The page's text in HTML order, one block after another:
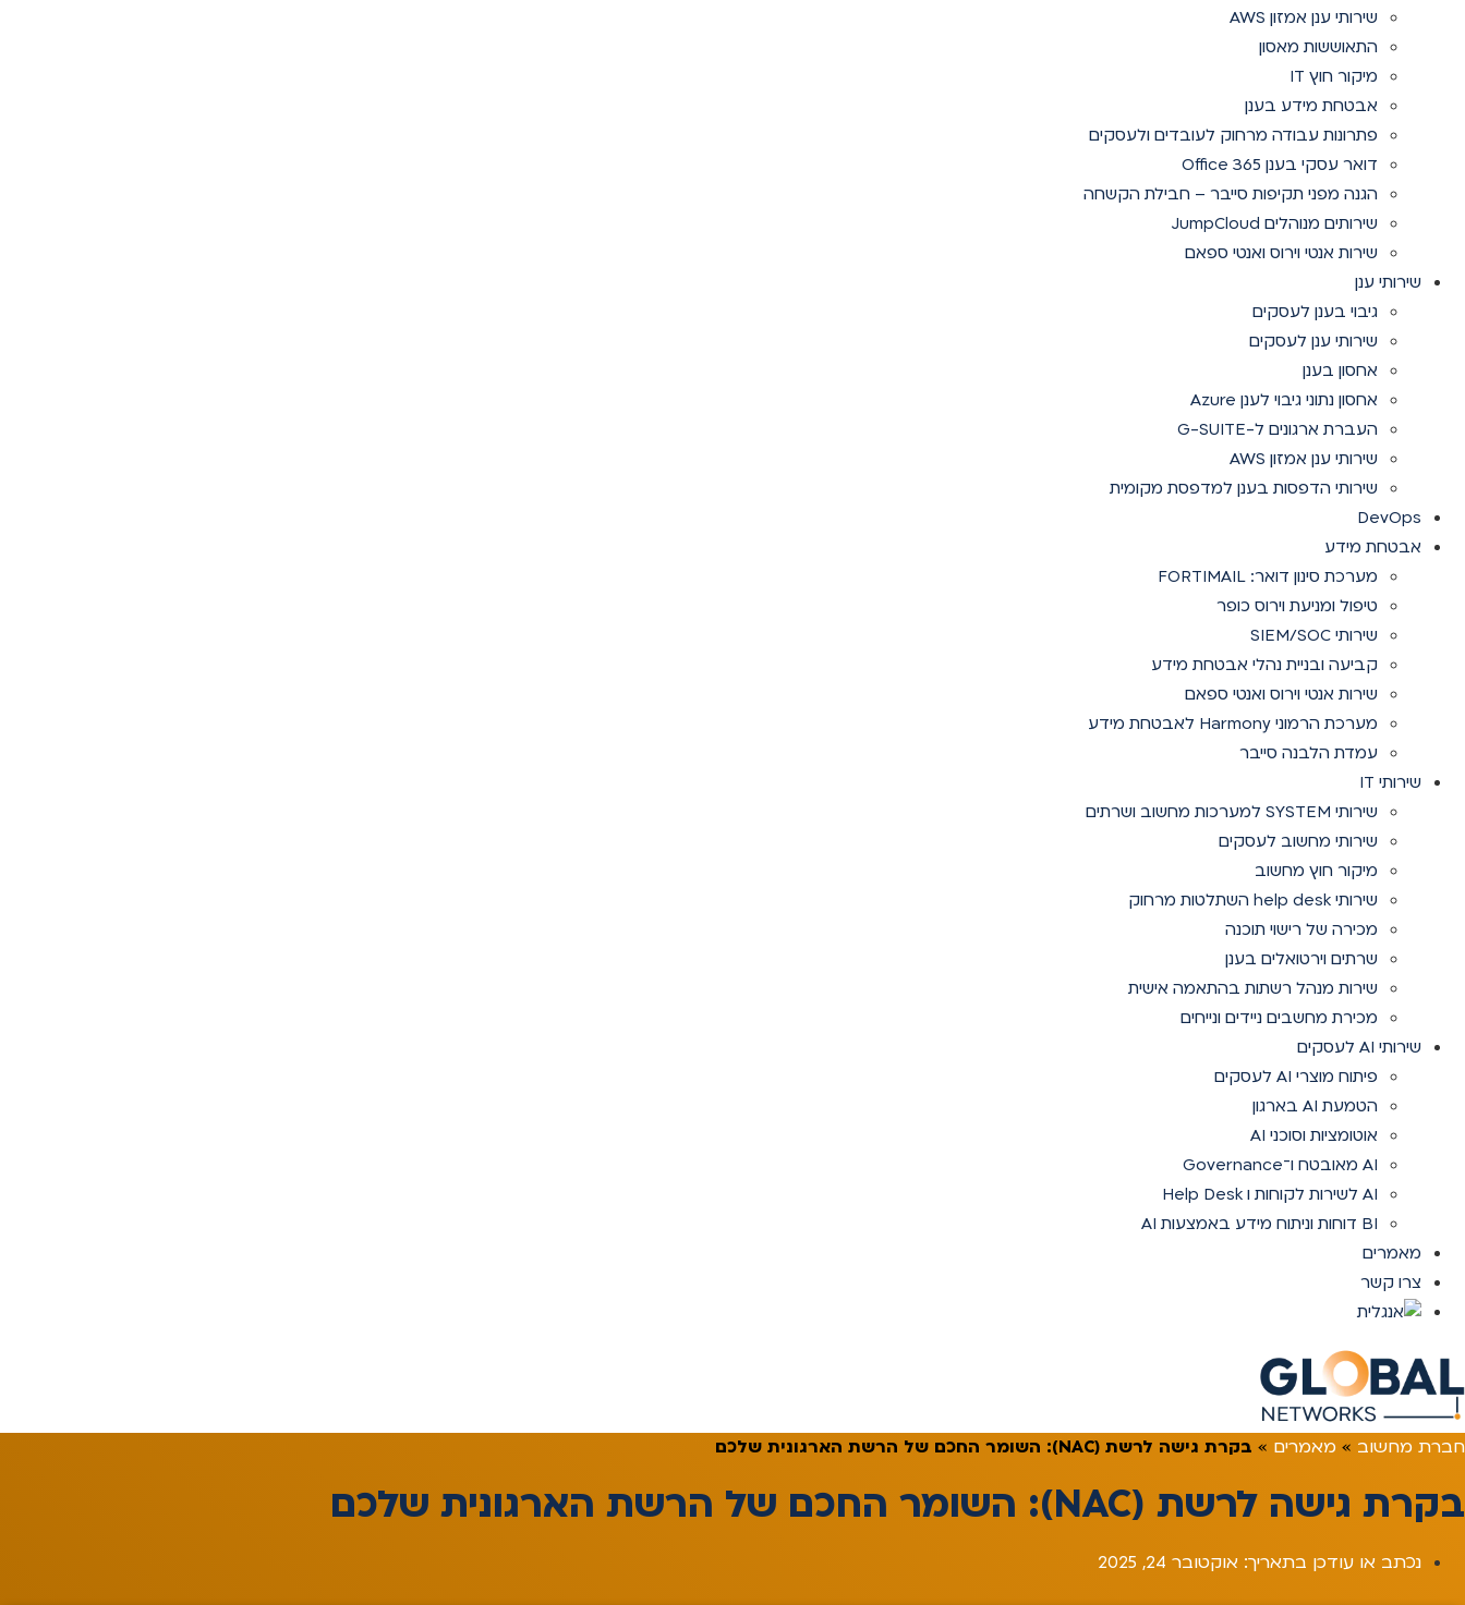
שירותי ענן אמזון AWS
התאוששות מאסון
מיקור חוץ IT
אבטחת מידע בענן
פתרונות עבודה מרחוק לעובדים ולעסקים
דואר עסקי בענן Office 365
הגנה מפני תקיפות סייבר – חבילת הקשחה
שירותים מנוהלים JumpCloud
שירות אנטי וירוס ואנטי ספאם
שירותי ענן
גיבוי בענן לעסקים
שירותי ענן לעסקים
אחסון בענן
אחסון נתוני גיבוי לענן Azure
העברת ארגונים ל-G-SUITE
שירותי ענן אמזון AWS
שירותי הדפסות בענן למדפסת מקומית
DevOps
אבטחת מידע
מערכת סינון דואר: FORTIMAIL
טיפול ומניעת וירוס כופר
שירותי SIEM/SOC
קביעה ובניית נהלי אבטחת מידע
שירות אנטי וירוס ואנטי ספאם
מערכת הרמוני Harmony לאבטחת מידע
עמדת הלבנה סייבר
שירותי IT
שירותי SYSTEM למערכות מחשוב ושרתים
שירותי מחשוב לעסקים
מיקור חוץ מחשוב
שירותי help desk השתלטות מרחוק
מכירה של רישוי תוכנה
שרתים וירטואלים בענן
שירות מנהל רשתות בהתאמה אישית
מכירת מחשבים ניידים ונייחים
שירותי AI לעסקים
פיתוח מוצרי AI לעסקים
הטמעת AI בארגון
אוטומציות וסוכני AI
AI מאובטח ו־Governance
AI לשירות לקוחות ו Help Desk
BI דוחות וניתוח מידע באמצעות AI
מאמרים
צרו קשר
חברת מחשוב » מאמרים » בקרת גישה לרשת (NAC): השומר החכם של הרשת הארגונית שלכם
בקרת גישה לרשת (NAC): השומר החכם של הרשת הארגונית שלכם
נכתב או עודכן בתאריך: אוקטובר 24, 2025